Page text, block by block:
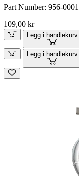
Part Number: 956-
109,00 kr
Legg i handlekurv
Legg i handlekurv